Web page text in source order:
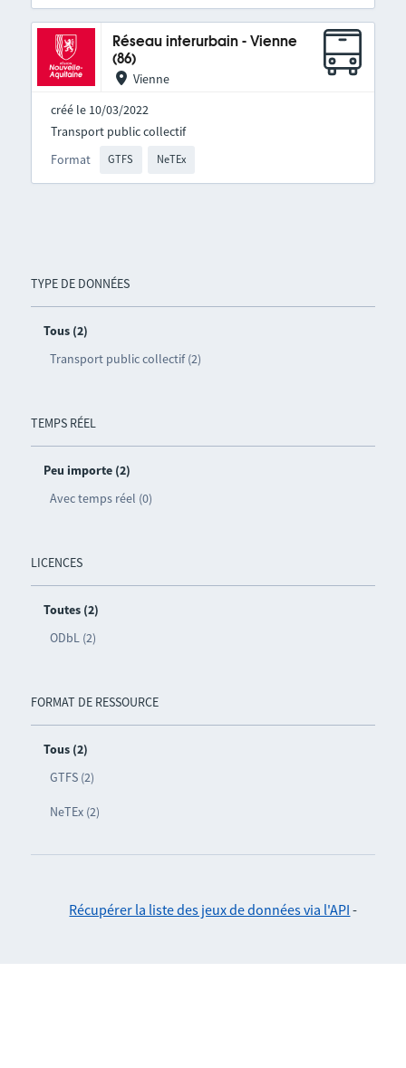
TYPE DE DONNÉES
Tous (2)
Transport public collectif (2)
TEMPS RÉEL
Peu importe (2)
Avec temps réel (0)
LICENCES
Toutes (2)
ODbL (2)
FORMAT DE RESSOURCE
Tous (2)
GTFS (2)
NeTEx (2)
Réseau interurbain - Vienne
(86)
Vienne
créé le 10/03/2022
Format GTFS NeTEx
Transport public collectif
Récupérer la liste des jeux de données via l'API -